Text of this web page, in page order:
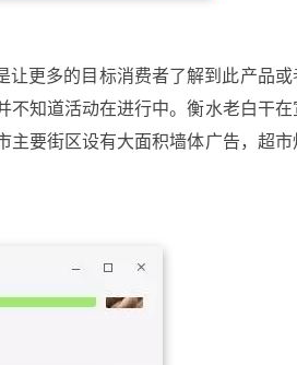
让更多的目标消费者了解到此产品或
不知道活动在进行中。衡水老白干在
主要街区设有大面积墙体广告，超市